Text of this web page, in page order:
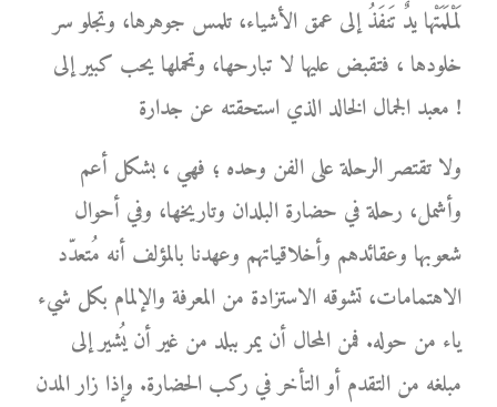
لَمْلَمَتْها يدٌ تَنفَذُ إلى عمق الأشياء، تلمس جوهرها، وتجلو سر
خلودها ، فتقبض عليها لا تبارحها، وتحملها يحب كبير إلى
معبد الجمال الخالد الذي استحقته عن جدارة !
ولا تقتصر الرحلة على الفن وحده ؛ فهي ، بشكل أعم
وأشمل، رحلة في حضارة البلدان وتاريخها، وفي أحوال
شعوبها وعقائدهم وأخلاقياتهم وعهدنا بالمؤلف أنه مُتعدّد
الاهتمامات، تشوقه الاستزادة من المعرفة والإلمام بكل شيء
ياء من حوله. فمن المحال أن يمر ببلد من غير أن يُشير إلى
مبلغه من التقدم أو التأخر في ركب الحضارة. وإذا زار المدن